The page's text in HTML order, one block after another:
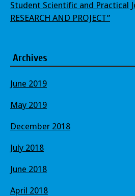
Student Scientific and Practical
RESEARCH AND PROJECT”
Archives
June 2019
May 2019
December 2018
July 2018
June 2018
April 2018